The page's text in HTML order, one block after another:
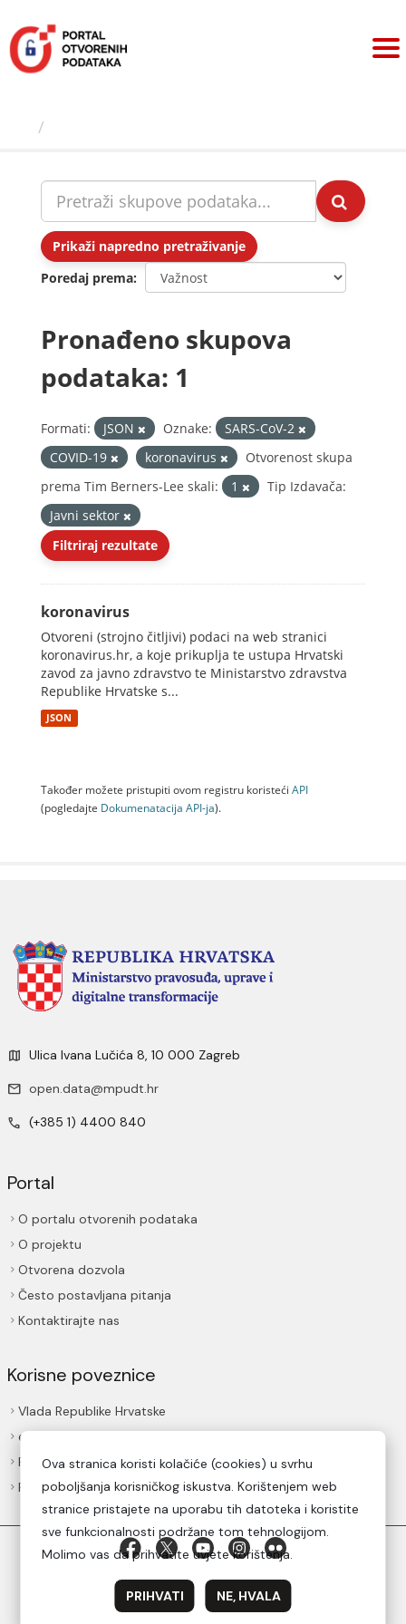
sadržaj
Prikaži napredno pretraživanje
Poredaj prema
Pronađeno skupova
podataka: 1
Formati: JSON Oznake:
SARS-CoV-2
COVID-19
koronavirus
Otvorenost skupa
prema Tim Berners-Lee skali:
1
Tip Izdavača:
Javni sektor
Filtriraj rezultate
koronavirus
Otvoreni (strojno čitljivi) podaci na web stranici
koronavirus.hr, a koje prikuplja te ustupa Hrvatski
zavod za javno zdravstvo te Ministarstvo zdravstva
Republike Hrvatske s...
JSON
Također možete pristupiti ovom registru koristeći API
(pogledajte Dokumenаtаcijа API-jа).